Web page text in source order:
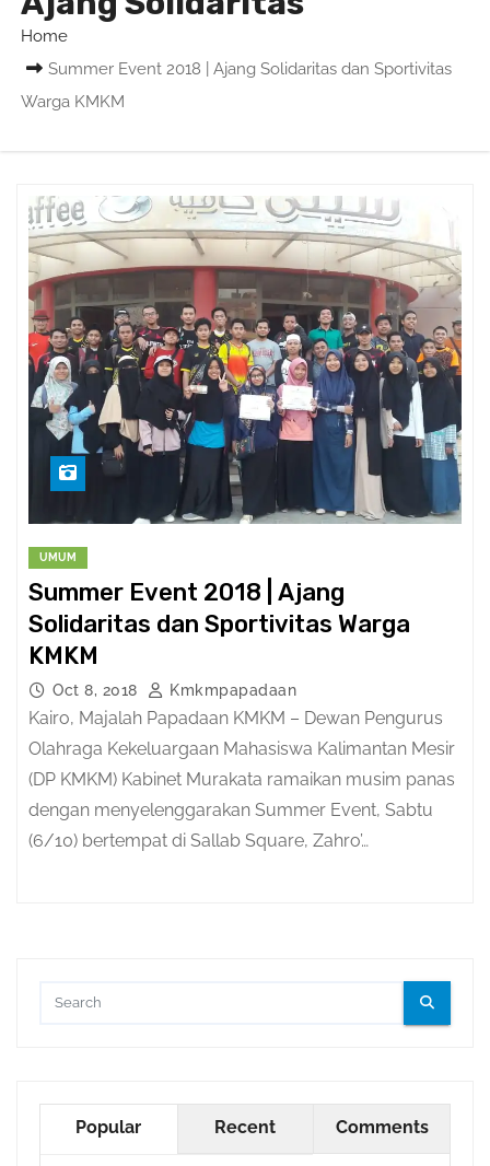
Home
Summer Event 2018 | Ajang Solidaritas dan Sportivitas
Warga KMKM
UMUM
Summer Event 2018 | Ajang
Solidaritas dan Sportivitas Warga
KMKM
Oct 8, 2018 Kmkmpapadaan
Kairo, Majalah Papadaan KMKM – Dewan Pengurus
Olahraga Kekeluargaan Mahasiswa Kalimantan Mesir
(DP KMKM) Kabinet Murakata ramaikan musim panas
dengan menyelenggarakan Summer Event, Sabtu
(6/10) bertempat di Sallab Square, Zahro’…
Popular Recent Comments